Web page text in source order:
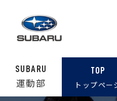
SUBARU
運動部
TOP
トップペー